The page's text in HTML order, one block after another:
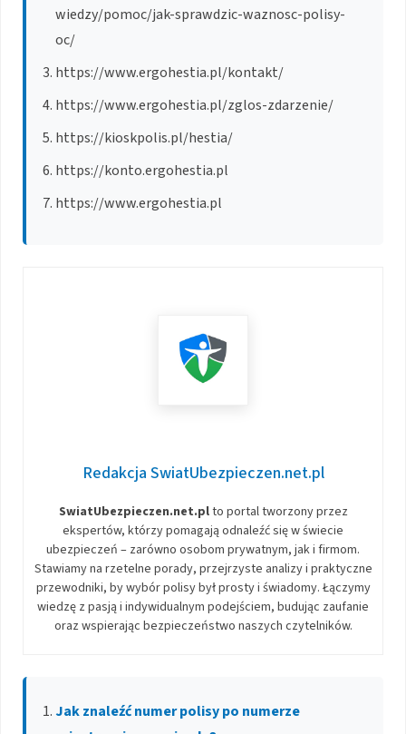
wiedzy/pomoc/jak-sprawdzic-waznosc-polisy-
oc/
https://www.ergohestia.pl/kontakt/
https://www.ergohestia.pl/zglos-zdarzenie/
https://kioskpolis.pl/hestia/
https://konto.ergohestia.pl
https://www.ergohestia.pl
Redakcja SwiatUbezpieczen.net.pl
SwiatUbezpieczen.net.plto portal tworzony przez
ekspertów, którzy pomagają odnaleźć się w świecie
ubezpieczeń – zarówno osobom prywatnym, jak i firmom.
Stawiamy na rzetelne porady, przejrzyste analizy i praktyczne
przewodniki, by wybór polisy był prosty i świadomy. Łączymy
wiedzę z pasją i indywidualnym podejściem, budując zaufanie
oraz wspierając bezpieczeństwo naszych czytelników.
Jak znaleźć numer polisy po numerze